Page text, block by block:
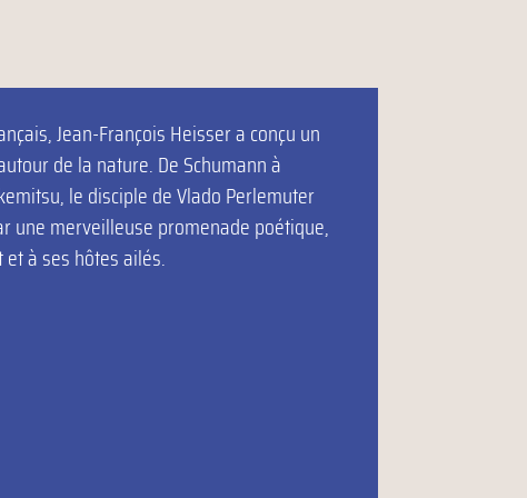
Jean-François Heisser a conçu un
de la nature. De Schumann à
le disciple de Vlado Perlemuter
une merveilleuse promenade poétique,
à ses hôtes ailés.